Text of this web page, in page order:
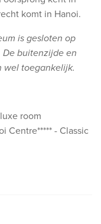
komt in Hanoi.
is gesloten op
buitenzijde en
wel toegankelijk.
room
Centre***** - Classic